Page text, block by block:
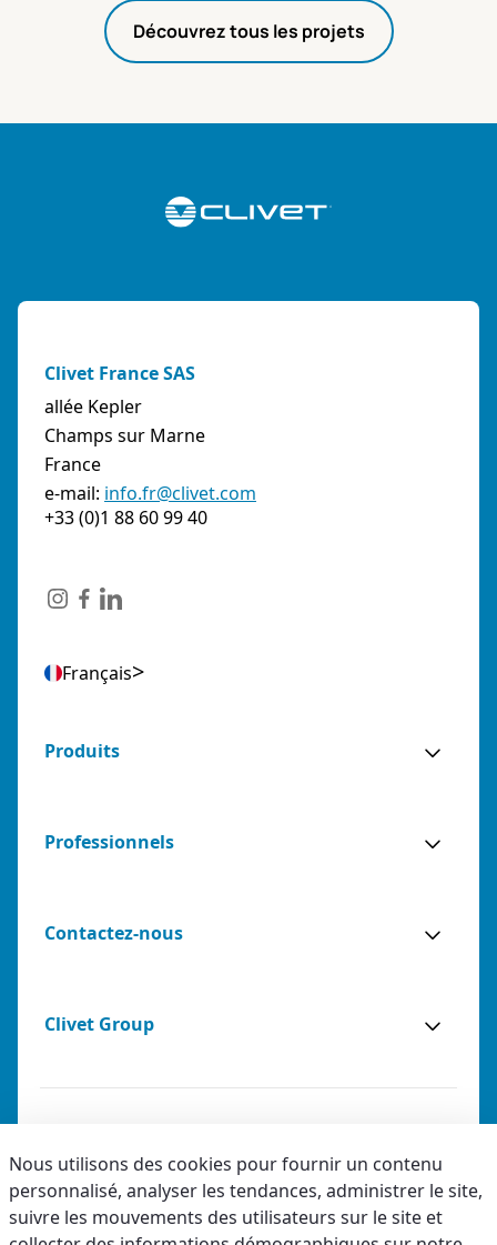
Découvrez tous les projets
Clivet France SAS
allée Kepler
Champs sur Marne
France
e-mail: info.fr@clivet.com
+33 (0)1 88 60 99 40
Français
Produits
Professionnels
Contactez-nous
Clivet Group
Privacy
Nous utilisons des cookies pour fournir un contenu
personnalisé, analyser les tendances, administrer le site,
suivre les mouvements des utilisateurs sur le site et